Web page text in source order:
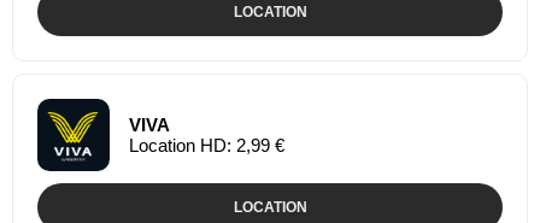
LOCATION
VIVA
Location HD: 2,99 €
LOCATION